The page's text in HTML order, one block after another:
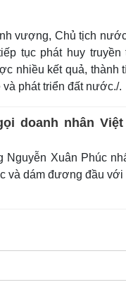
vượng, Chủ tịch
tục phát huy
nhiều kết quả, thành
phát triển đất nước./.
doanh nhân
Nguyễn Xuân Phúc
và dám đương đầu